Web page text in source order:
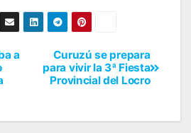
Curuzú se prepara
para vivir la 3ª Fiesta
Provincial del Locro
a